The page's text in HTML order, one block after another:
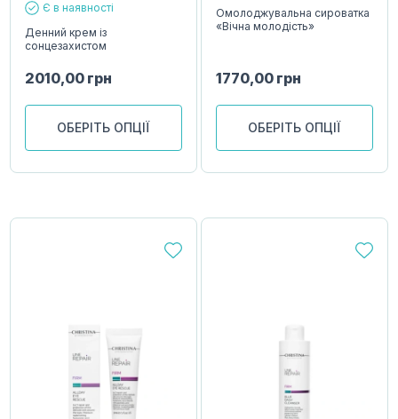
Є в наявності
Денний крем із
сонцезахистом
2010,00 грн
ОБЕРІТЬ ОПЦІЇ
Омолоджувальна сироватка
«Вічна молодість»
1770,00 грн
ОБЕРІТЬ ОПЦІЇ